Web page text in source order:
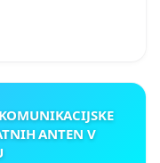
ANTEN V